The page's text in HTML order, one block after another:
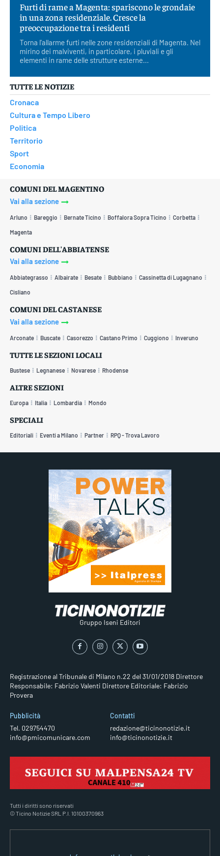
Furti di rame a Magenta: spariscono le grondaie
in una zona residenziale. Cresce la
preoccupazione tra i residenti
Torna l'allarme furti nelle zone residenziali di Magenta. Nel
mirino dei malviventi, in particolare, i pluviali e gli
elementi in rame delle strutture esterne...
TUTTE LE NOTIZIE
Cronaca
Cultura e Tempo Libero
Politica
Territorio
Sport
Economia
COMUNI DEL MAGENTINO
Vai alla sezione
Arluno Bareggio Bernate Ticino Boffalora Sopra Ticino Corbetta
Magenta
COMUNI DELL'ABBIATENSE
Vai alla sezione
Abbiategrasso Albairate Besate Bubbiano Cassinetta di Lugagnano
Cisliano
COMUNI DEL CASTANESE
Vai alla sezione
Arconate Buscate Casorezzo Castano Primo Cuggiono Inveruno
TUTTE LE SEZIONI LOCALI
Bustese Legnanese Novarese Rhodense
ALTRE SEZIONI
Europa Italia Lombardia Mondo
SPECIALI
Editoriali Eventi a Milano Partner RPQ - Trova Lavoro
Gruppo Iseni Editori
Registrazione al Tribunale di Milano n.22 del 31/01/2018 Direttore
Responsabile: Fabrizio Valenti Direttore Editoriale: Fabrizio
Provera
Pubblicità
Tel. 029754470
info@pmicomunicare.com
Contatti
redazione@ticinonotizie.it
info@ticinonotizie.it
Tutti i diritti sono riservati
© Ticino Notizie SRL P.I. 10100370963